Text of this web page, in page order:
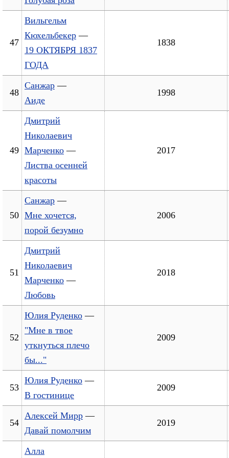
47
Вильгельм
Кюхельбекер —
19 ОКТЯБРЯ 1837
ГОДА
1838
48
Санжар —
Аиде
1998
49
Дмитрий
Николаевич
Марченко —
Листва осенней
красоты
2017
50
Санжар —
Мне хочется,
порой безумно
2006
51
Дмитрий
Николаевич
Марченко —
Любовь
2018
52
Юлия Руденко —
"Мне в твое
уткнуться плечо
бы..."
2009
53
Юлия Руденко —
В гостинице
2009
54
Алексей Мирр —
Давай помолчим
2019
Алла